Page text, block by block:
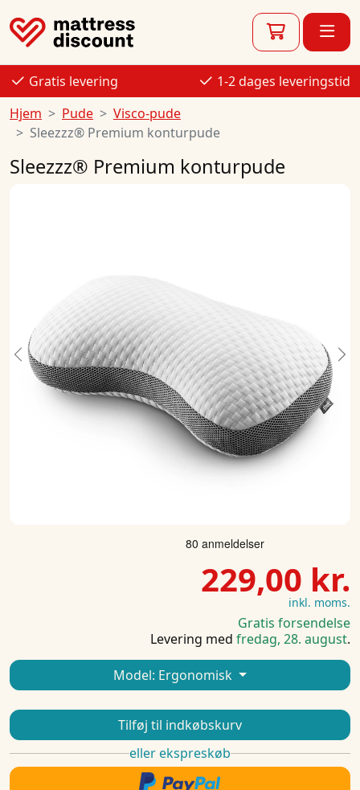
Gratis levering
1-2 dages leveringstid
Hjem
Pude
Visco-pude
Sleezzz® Premium konturpude
Sleezzz® Premium konturpude
Previous
229,00 kr.
inkl. moms.
Gratis forsendelse
Levering med fredag, 28. august.
Model: Ergonomisk
Tilføj til indkøbskurv
eller ekspreskøb